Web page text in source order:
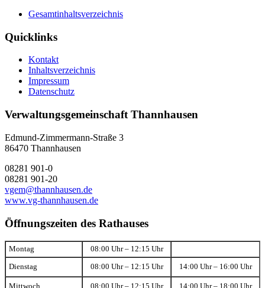
Gesamtinhaltsverzeichnis
Quicklinks
Kontakt
Inhaltsverzeichnis
Impressum
Datenschutz
Verwaltungsgemeinschaft Thannhausen
Edmund-Zimmermann-Straße 3
86470 Thannhausen
08281 901-0
08281 901-20
vgem@thannhausen.de
www.vg-thannhausen.de
Öffnungszeiten des Rathauses
Montag 08:00 Uhr – 12:15 Uhr
Dienstag 08:00 Uhr – 12:15 Uhr 14:00 Uhr – 16:00 Uhr